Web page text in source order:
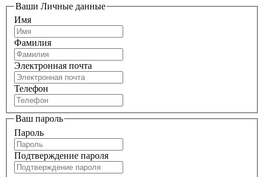
Ваши Личные данные
Имя
Фамилия
Электронная почта
Телефон
Ваш пароль
Пароль
Подтверждение пароля